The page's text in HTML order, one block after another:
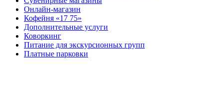
Онлайн-магазин
Кофейня «17 75»
Дополнительные услуги
Коворкинг
Питание для экскурсионных групп
Платные парковки